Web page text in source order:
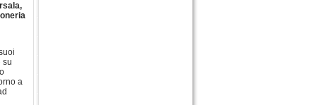
su
a